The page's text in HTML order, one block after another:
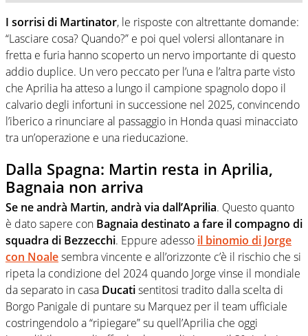
I sorrisi di Martinator, le risposte con altrettante domande:
“Lasciare cosa? Quando?” e poi quel volersi allontanare in
fretta e furia hanno scoperto un nervo importante di questo
addio duplice. Un vero peccato per l’una e l’altra parte visto
che Aprilia ha atteso a lungo il campione spagnolo dopo il
calvario degli infortuni in successione nel 2025, convincendo
l’iberico a rinunciare al passaggio in Honda quasi minacciato
tra un’operazione e una rieducazione.
Dalla Spagna: Martin resta in Aprilia,
Bagnaia non arriva
Se ne andrà Martin, andrà via dall’Aprilia. Questo quanto
è dato sapere con Bagnaia destinato a fare il compagno di
squadra di Bezzecchi. Eppure adesso il binomio di Jorge
con Noalesembra vincente e all’orizzonte c’è il rischio che si
ripeta la condizione del 2024 quando Jorge vinse il mondiale
da separato in casa Ducatisentitosi tradito dalla scelta di
Borgo Panigale di puntare su Marquez per il team ufficiale
costringendolo a “ripiegare” su quell’Aprilia che oggi